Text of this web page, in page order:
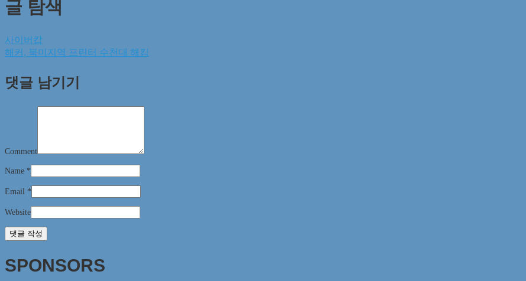
글 탐색
사이버캅
해커, 북미지역 프린터 수천대 해킹
댓글 남기기
Comment
Name *
Email *
Website
SPONSORS